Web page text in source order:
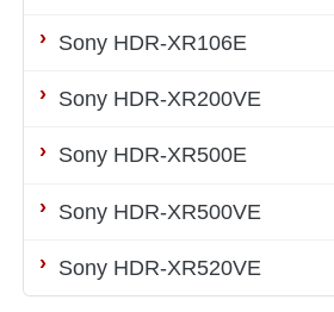
Sony HDR-XR106E
Sony HDR-XR200VE
Sony HDR-XR500E
Sony HDR-XR500VE
Sony HDR-XR520VE